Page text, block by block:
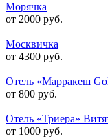
Морячка
от 2000 руб.
Москвичка
от 4300 руб.
Отель «Марракеш
от 800 руб.
Отель «Триера»
от 1000 руб.